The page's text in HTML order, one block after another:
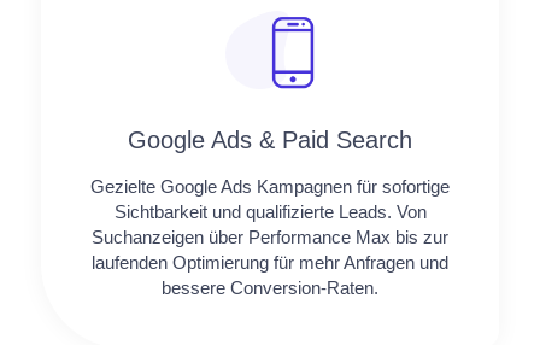
Google Ads & Paid Search
Gezielte Google Ads Kampagnen für sofortige
Sichtbarkeit und qualifizierte Leads. Von
Suchanzeigen über Performance Max bis zur
laufenden Optimierung für mehr Anfragen und
bessere Conversion-Raten.